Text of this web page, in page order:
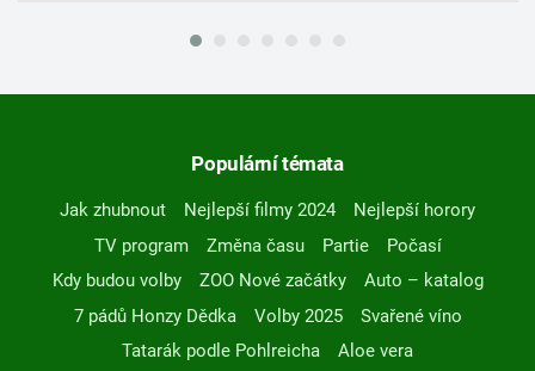
Populární témata
Jak zhubnout Nejlepší filmy 2024
Nejlepší horory
TV program
Změna času Partie
Počasí
Kdy budou volby
ZOO Nové začátky
Auto – katalog
7 pádů Honzy Dědka
Volby 2025
Svařené víno
Tatarák podle Pohlreicha
Aloe vera